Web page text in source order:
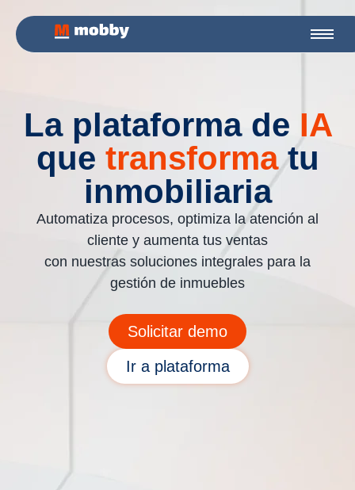
La plataforma de IA
que transformatu
inmobiliaria
Automatiza procesos, optimiza la atención al
cliente y aumenta tus ventas
con nuestras soluciones integrales para la
gestión de inmuebles
Solicitar demo
Ir a plataforma